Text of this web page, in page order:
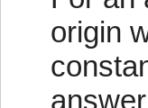
origin